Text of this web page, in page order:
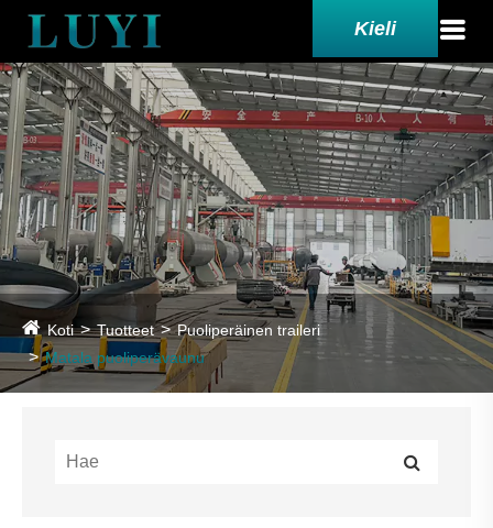
Kieli
Koti Tuotteet
Puoliperäinen traileri
Matala puoliperävaunu